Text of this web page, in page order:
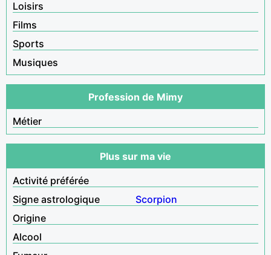
Loisirs
Films
Sports
Musiques
Profession de Mimy
Métier
Plus sur ma vie
Activité préférée
Signe astrologique
Scorpion
Origine
Alcool